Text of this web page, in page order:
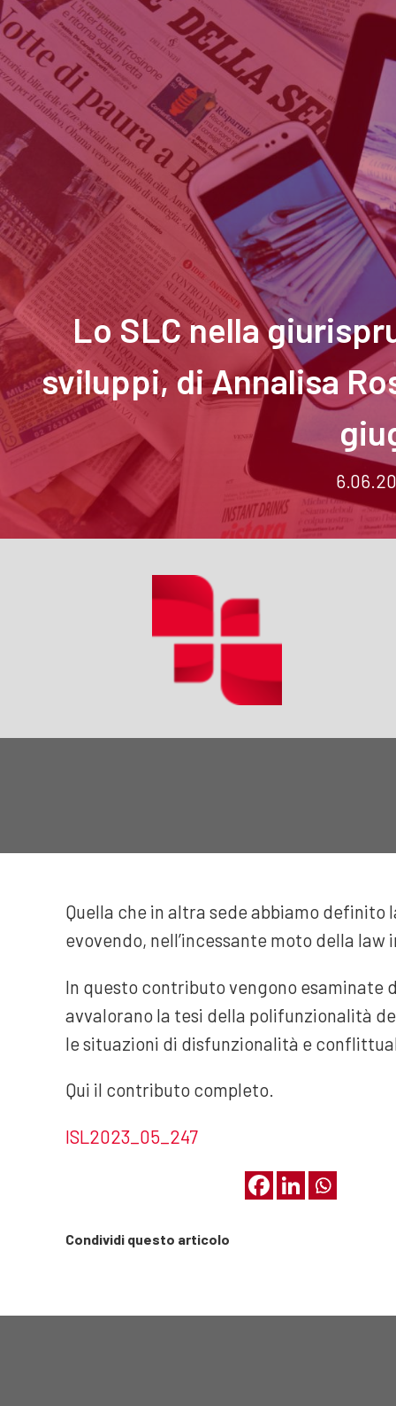
Lo SLC nella
sviluppi, di Annalisa
Quella che in altra sede abbiamo definito
evovendo, nell’incessante moto della
In questo contributo vengono esaminate
avvalorano la tesi della polifunzionalità
le situazioni di disfunzionalità e
Qui il contributo completo.
ISL2023_05_247
Condividi questo articolo